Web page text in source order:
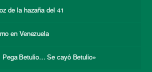
de la hazaña del 41
en Venezuela
Betulio… Se cayó Betulio»